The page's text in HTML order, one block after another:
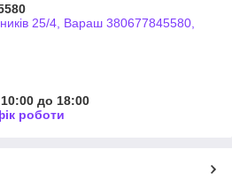
25/4, Вараш 380677845580,
до 18:00
роботи